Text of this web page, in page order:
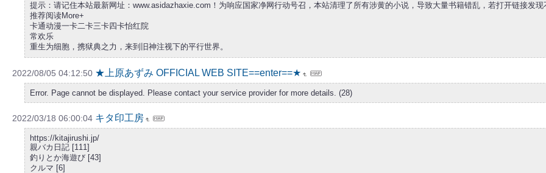
提示：请记住本站最新网址：www.asidazhaxie.com！为响应国家净网行动号召，本站清理了所有涉黄的小说，导致大量书籍错乱，若打开链接发
推荐阅读More+
卡通动漫一卡二卡三卡四卡怡红院
常欢乐
重生为细胞，携狱典之力，来到旧神注视下的平行世界。
2022/08/05 04:12:50 ★上原あずみ OFFICIAL WEB SITE==enter==★
Error. Page cannot be displayed. Please contact your service provider for more details. (28)
2022/03/18 06:00:04 キタ印工房
https://kitajirushi.jp/
親バカ日記 [111]
釣りとか海遊び [43]
クルマ [6]